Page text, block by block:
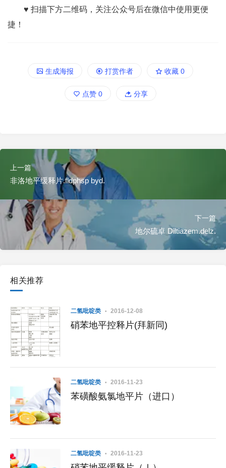
♥ 扫描下方二维码，关注公众号后在微信中使用更便
捷！
生成海报 打赏作者 收藏 0
点赞 0 分享
上一篇
非洛地平缓释片.fldphsp byd.
下一篇
地尔硫卓 Diltiazem.delz.
相关推荐
二氢吡啶类 2016-12-08
硝苯地平控释片(拜新同)
二氢吡啶类 2016-11-23
苯磺酸氨氯地平片（进口）
二氢吡啶类 2016-11-23